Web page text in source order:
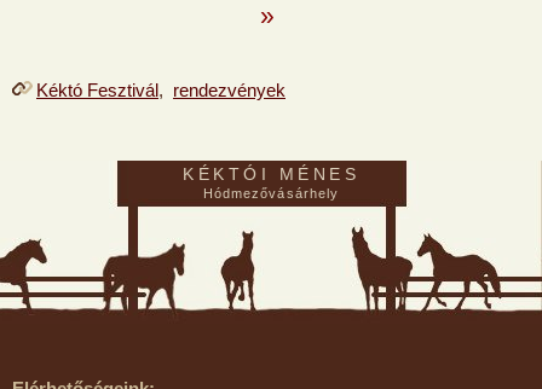
»
Kéktó Fesztivál, rendezvények
KÉKTÓI MÉNES
Hódmezővásárhely